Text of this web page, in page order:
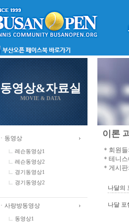
동영상&자료실
MOVIE & DATA
ㆍ동영상
레슨동영상1
레슨동영상2
경기동영상1
경기동영상2
ㆍ사랑방동영상
동영상1
이론
＊회원
＊테니
＊게시
나달의
나달 포